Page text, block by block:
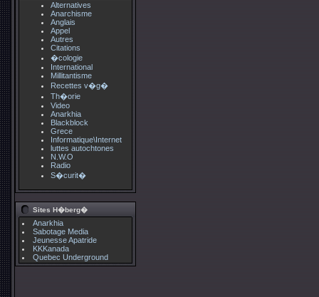
Alternatives
Anarchisme
Anglais
Appel
Autres
Citations
�cologie
International
Millitantisme
Recettes v�g�
Th�orie
Video
Anarkhia
Blackblock
Grece
Informatique\Internet
luttes autochtones
N.W.O
Radio
S�curit�
Sites H�berg�
Anarkhia
Sabotage Media
Jeunesse Apatride
KKKanada
Quebec Underground